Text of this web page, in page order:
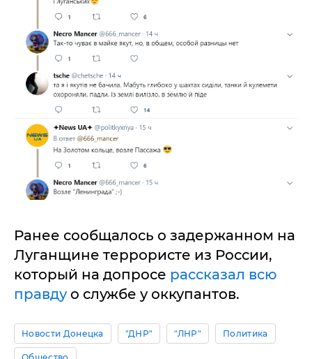
Ранее сообщалось о задержанном на
Луганщине террористе из России,
который на допросе рассказал всю
правду о службе у оккупантов.
Новости Донецка "ДНР" "ЛНР" Политика